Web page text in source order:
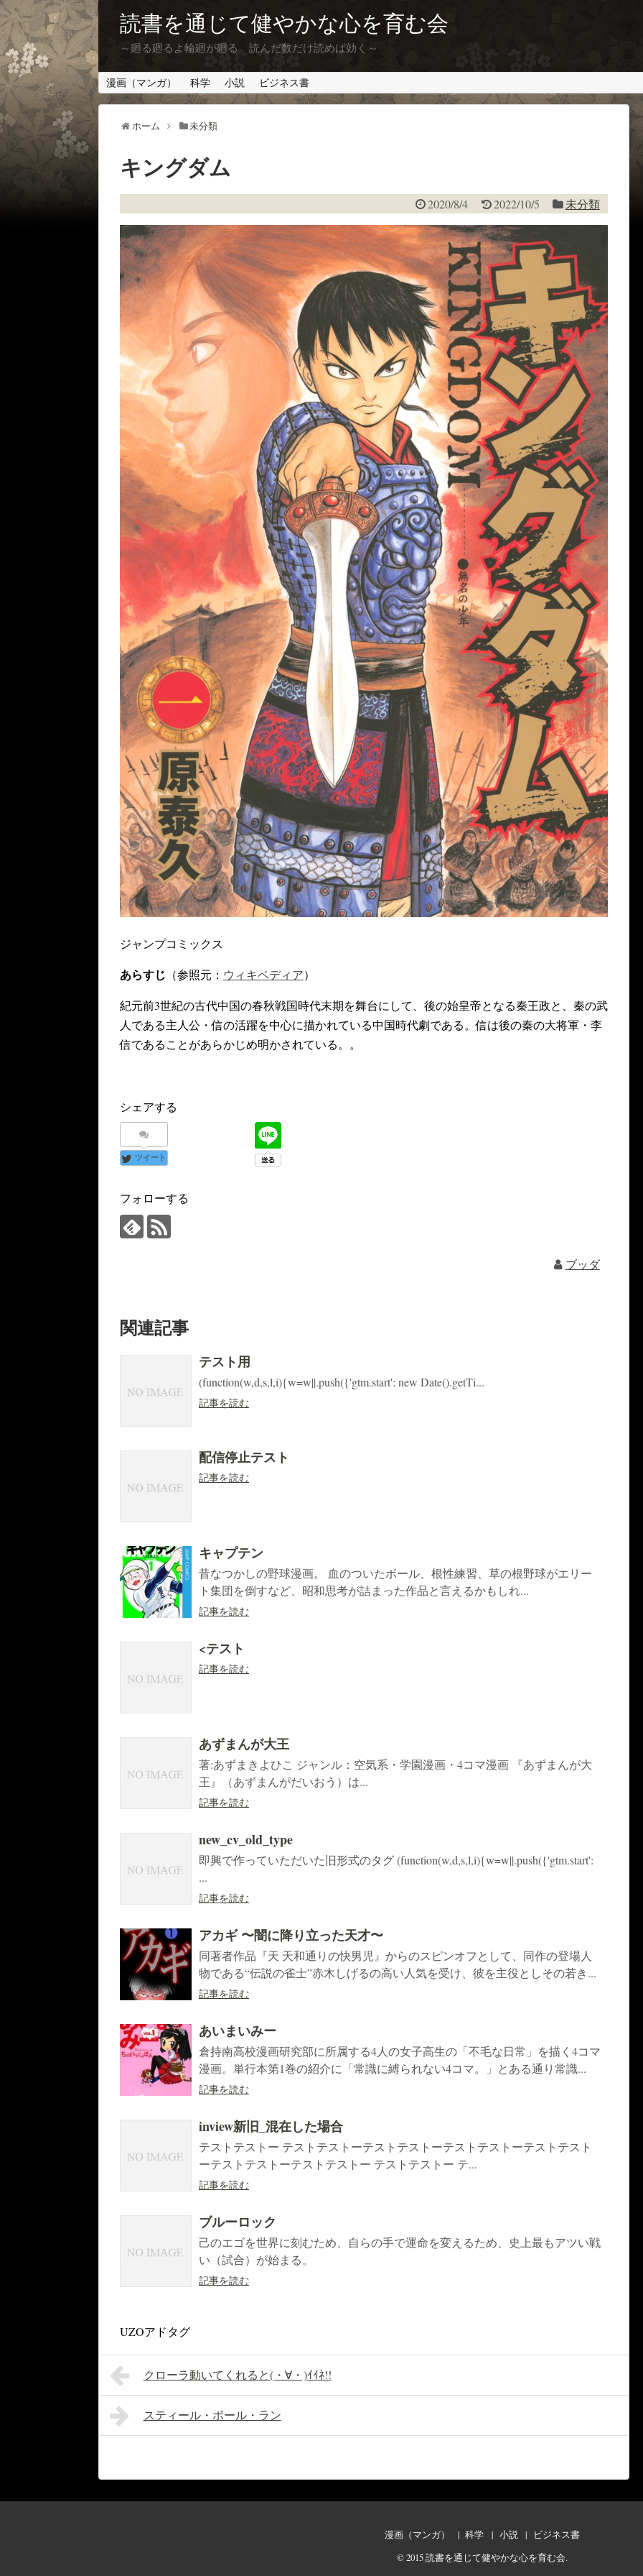
読書を通じて健やかな心を育む会
～廻る廻るよ輪廻が廻る 読んだ数だけ読めば効く～
漫画（マンガ） 科学 小説 ビジネス書
ホーム 未分類
キングダム
2020/8/4 2022/10/5 未分類
ジャンプコミックス
あらすじ （参照元： ウィキペディア）
紀元前3世紀の古代中国の春秋戦国時代末期を舞台にして、後の始皇帝となる秦王政と、秦の武
人である主人公・信の活躍を中心に描かれている中国時代劇である。信は後の秦の大将軍・李
信であることがあらかじめ明かされている。。
シェアする
ツイート
フォローする
ブッダ
関連記事
テスト用
(function(w,d,s,l,i){w=w||.push({'gtm.start': new Date().getTi...
記事を読む
配信停止テスト
記事を読む
キャプテン
昔なつかしの野球漫画。 血のついたボール、根性練習、草の根野球がエリー
ト集団を倒すなど、昭和思考が詰まった作品と言えるかもしれ...
記事を読む
<テスト
記事を読む
あずまんが大王
著:あずまきよひこ ジャンル：空気系・学園漫画・4コマ漫画 『あずまんが大
王』（あずまんがだいおう）は...
記事を読む
new_cv_old_type
即興で作っていただいた旧形式のタグ (function(w,d,s,l,i){w=w||.push({'gtm.start':
...
記事を読む
アカギ 〜闇に降り立った天才〜
同著者作品『天 天和通りの快男児』からのスピンオフとして、同作の登場人
物である“伝説の雀士”赤木しげるの高い人気を受け、彼を主役としその若き...
記事を読む
あいまいみー
倉持南高校漫画研究部に所属する4人の女子高生の「不毛な日常」を描く4コマ
漫画。単行本第1巻の紹介に「常識に縛られない4コマ。」とある通り常識...
記事を読む
inview新旧_混在した場合
テストテストー テストテストーテストテストーテストテストーテストテスト
ーテストテストーテストテストー テストテストー テ...
記事を読む
ブルーロック
己のエゴを世界に刻むため、自らの手で運命を変えるため、史上最もアツい戦
い（試合）が始まる。
記事を読む
UZOアドタグ
クローラ動いてくれると(・∀・)ｲｲﾈ!!
スティール・ボール・ラン
漫画（マンガ） 科学 小説
ビジネス書
© 2015読書を通じて健やかな心を育む会.